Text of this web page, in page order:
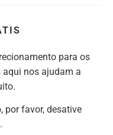
para os
nos ajudam a
por favor, desative